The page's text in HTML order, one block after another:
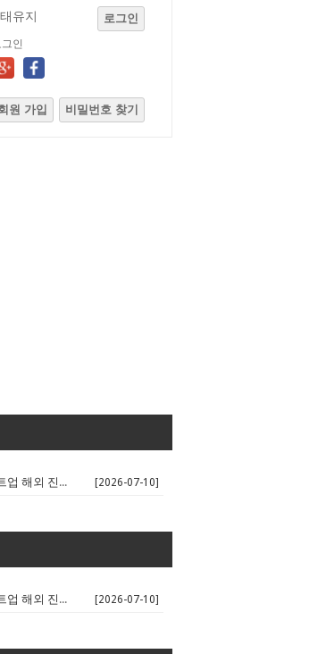
유지 로그인
인
원 가입 비밀번호 찾기
🌍 경기 AI 스타트업 해외 진출 판... [2026-07-10]
🌍 경기 AI 스타트업 해외 진출 판... [2026-07-10]